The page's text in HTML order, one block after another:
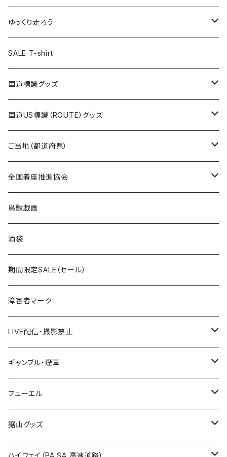
トートバッグ
ランチバッグ
エコバッグ
クリアファイル
キーホルダー
クリアファイル
Tシャツ
ステッカー
サコッシュ
ホテルキーホルダー
モーテルキーホルダー
トートバッグ
クリアファイル
マスク
エコバッグ
千葉ロッテマリーンズコラボ
エコバッグ
ステッカー
モーテルキーホルダー
ホテルキーホルダー
トートバッグ
キャップ
ステッカー
ホテルキーホルダー
Tシャツ
キャップ
ステッカー
ゆっくり走ろう
Tシャツ
ステッカー
ホテルキーホルダー
SALE T-shirt
国道標識グッズ
ステッカー
国道0～99号線
国道100～199号線
国道600～699号線
国道700～799号線
Tシャツ
キャップ
国道US標識（ROUTE）グッズ
ステッカー
ROUTE 0～99号線
ROUTE100～199号線
ROUTE600～699号線
ROUTE700～799号線
Tシャツ
ROUTE 0～99号線
ROUTE 100～199号線
ROUTE 600～699号線
ROUTE 700～799号線
キャップ
ROUTE 0～99号線
ROUTE 100～199号線
ROUTE 600～699号線
ROUTE 700～799号線
ご当地（都道府県）
北海道
青森県
岩手県
宮城県
秋田県
Tシャツ
ステッカー
山形県
福島県
茨城県
栃木県
群馬県
全国着座推進協会
ステッカー
鳥獣戯画
酒袋
期間限定SALE（セール）
障害者マーク
LIVE配信・撮影禁止
LIVE配信禁止
撮影禁止
ギャンブル・煙草
ホテルキーホルダー
たばこ・禁煙ステッカー
フューエル
ステッカー
鋸山グッズ
Tシャツ
ハイウェイ（PA SA 高速道路）